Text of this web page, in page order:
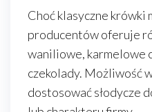
Choć klasyczne krówki
producentów oferuje
waniliowe, karmelowe
czekolady. Możliwość
dostosować słodycze